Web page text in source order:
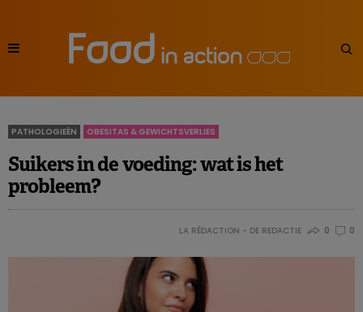
PATHOLOGIEËN OBESITAS & GEWICHTSVERLIES
Suikers in de voeding: wat is het
probleem?
LA RÉDACTION - DE REDACTIE 0 0